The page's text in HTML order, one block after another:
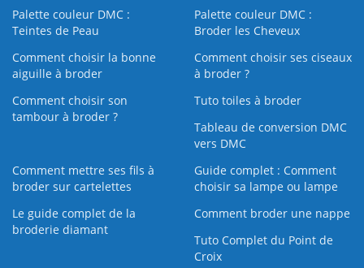
Palette couleur DMC :
Teintes de Peau
Palette couleur DMC :
Broder les Cheveux
Comment choisir la bonne
aiguille à broder
Comment choisir ses ciseaux
à broder ?
Comment choisir son
tambour à broder ?
Tuto toiles à broder
Tableau de conversion DMC
vers DMC
Comment mettre ses fils à
broder sur cartelettes
Guide complet : Comment
choisir sa lampe ou lampe
Le guide complet de la
broderie diamant
Comment broder une nappe
Tuto Complet du Point de
Croix